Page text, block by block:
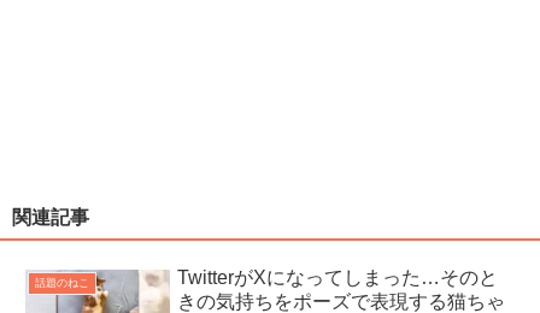
関連記事
話題のねこ
TwitterがXになってしまった…そのと
きの気持ちをポーズで表現する猫ちゃ